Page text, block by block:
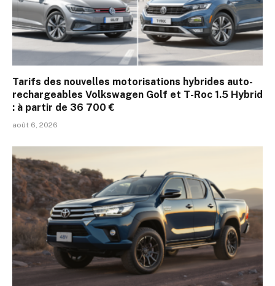
Tarifs des nouvelles motorisations hybrides auto-
rechargeables Volkswagen Golf et T-Roc 1.5 Hybrid
: à partir de 36 700 €
août 6, 2026